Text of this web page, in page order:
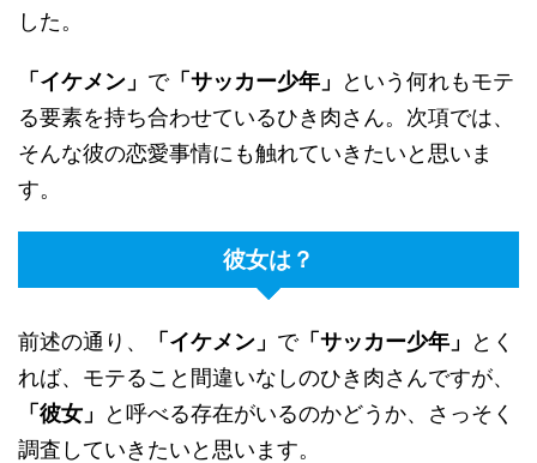
した。
「イケメン」 で「サッカー少年」
という何れもモテ
る要素を持ち合わせているひき肉さん。次項では、
そんな彼の恋愛事情にも触れていきたいと思いま
す。
彼女は？
前述の通り、 「イケメン」 で「サッカー少年」
とく
れば、モテること間違いなしのひき肉さんですが、
「彼女」
と呼べる存在がいるのかどうか、さっそく
調査していきたいと思います。